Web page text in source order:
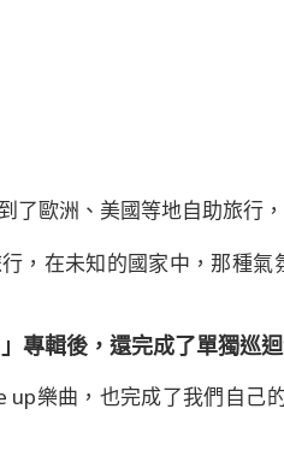
了歐洲、美國等地自助旅行
，在未知的國家中，那種
輯後，還完成了單獨巡
up樂曲，也完成了我們自己